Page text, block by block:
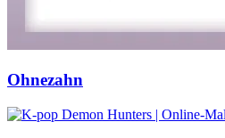
Ohnezahn